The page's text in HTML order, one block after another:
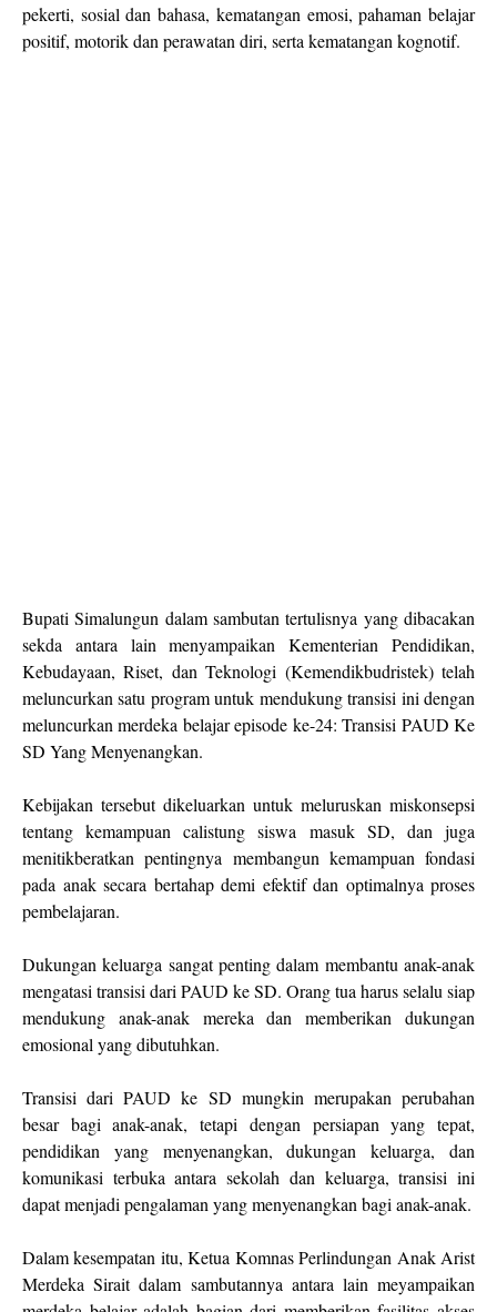
pekerti, sosial dan bahasa, kematangan emosi, pahaman belajar
positif, motorik dan perawatan diri, serta kematangan kognotif.
Bupati Simalungun dalam sambutan tertulisnya yang dibacakan
sekda antara lain menyampaikan Kementerian Pendidikan,
Kebudayaan, Riset, dan Teknologi (Kemendikbudristek) telah
meluncurkan satu program untuk mendukung transisi ini dengan
meluncurkan merdeka belajar episode ke-24: Transisi PAUD Ke
SD Yang Menyenangkan.
Kebijakan tersebut dikeluarkan untuk meluruskan miskonsepsi
tentang kemampuan calistung siswa masuk SD, dan juga
menitikberatkan pentingnya membangun kemampuan fondasi
pada anak secara bertahap demi efektif dan optimalnya proses
pembelajaran.
Dukungan keluarga sangat penting dalam membantu anak-anak
mengatasi transisi dari PAUD ke SD. Orang tua harus selalu siap
mendukung anak-anak mereka dan memberikan dukungan
emosional yang dibutuhkan.
Transisi dari PAUD ke SD mungkin merupakan perubahan
besar bagi anak-anak, tetapi dengan persiapan yang tepat,
pendidikan yang menyenangkan, dukungan keluarga, dan
komunikasi terbuka antara sekolah dan keluarga, transisi ini
dapat menjadi pengalaman yang menyenangkan bagi anak-anak.
Dalam kesempatan itu, Ketua Komnas Perlindungan Anak Arist
Merdeka Sirait dalam sambutannya antara lain meyampaikan